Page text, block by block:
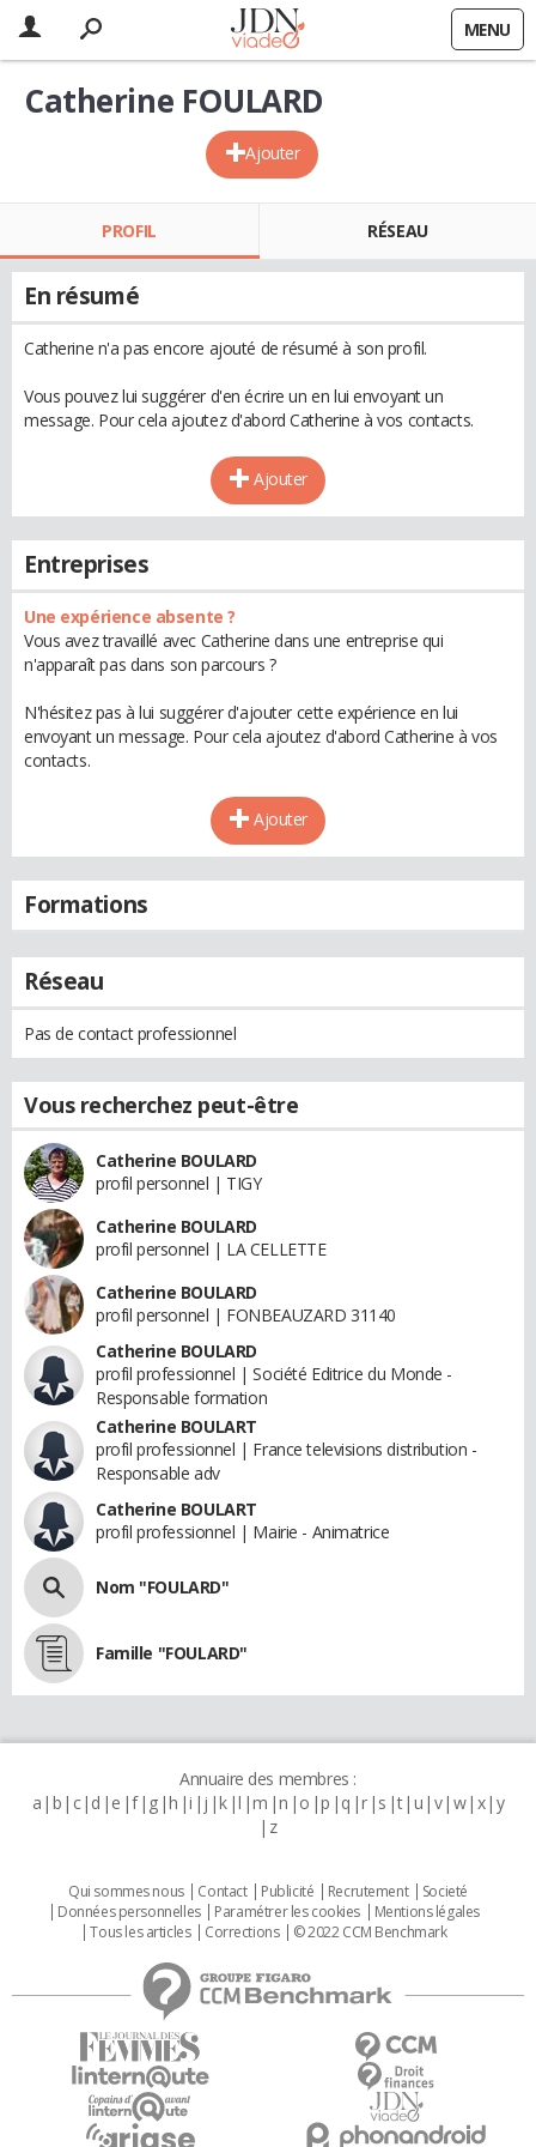
MENU
Ajouter
Catherine FOULARD
PROFIL RÉSEAU
En résumé
Catherine n'a pas encore ajouté de résumé à son profil.
Vous pouvez lui suggérer d'en écrire un en lui envoyant un
message. Pour cela ajoutez d'abord Catherine à vos contacts.
Ajouter
Entreprises
Une expérience absente ?
Vous avez travaillé avec Catherine dans une entreprise qui
n'apparaît pas dans son parcours ?
N'hésitez pas à lui suggérer d'ajouter cette expérience en lui
envoyant un message. Pour cela ajoutez d'abord Catherine à vos
contacts.
Ajouter
Formations
Réseau
Pas de contact professionnel
Vous recherchez peut-être
Catherine BOULARD
profil personnel | TIGY
Catherine BOULARD
profil personnel | LA CELLETTE
Catherine BOULARD
profil personnel | FONBEAUZARD 31140
Catherine BOULARD
profil professionnel | Société Editrice du Monde -
Responsable formation
Catherine BOULART
profil professionnel | France televisions distribution -
Responsable adv
Catherine BOULART
profil professionnel | Mairie - Animatrice
Nom "FOULARD"
Famille "FOULARD"
Annuaire des membres :
a b c d e f g h i j k l m n o p q r s t u v w x y
z
Qui sommes nous Contact Publicité Recrutement
Societé
Données personnelles
Paramétrer les cookies
Mentions légales
Tous les articles
Corrections © 2022 CCM Benchmark